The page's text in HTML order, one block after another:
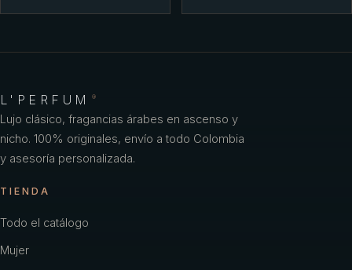
L'PERFUM ®
Lujo clásico, fragancias árabes en ascenso y
nicho. 100% originales, envío a todo Colombia
y asesoría personalizada.
TIENDA
Todo el catálogo
Mujer